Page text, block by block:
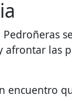
las
encuentro